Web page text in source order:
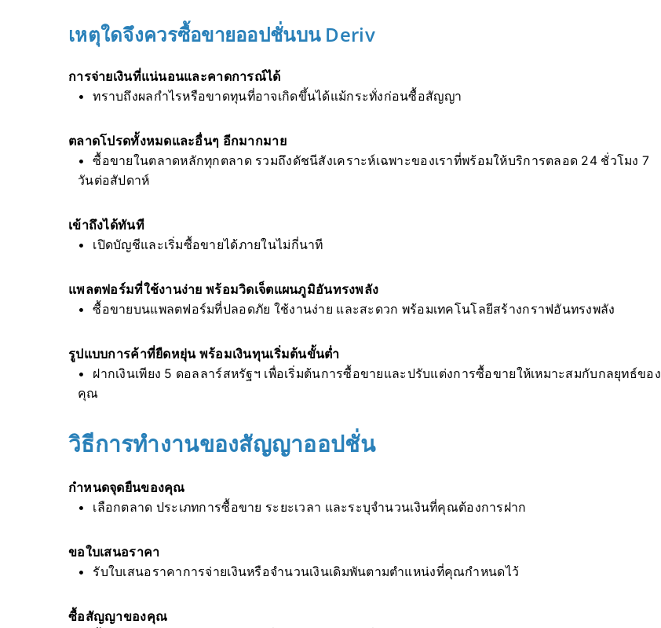
เหตุใดจึงควรซื้อขายออปชั่นบน Deriv
การจ่ายเงินที่แน่นอนและคาดการณ์ได้
ทราบถึงผลกำไรหรือขาดทุนที่อาจเกิดขึ้นได้แม้กระทั่งก่อนซื้อสัญญา
ตลาดโปรดทั้งหมดและอื่นๆ อีกมากมาย
ซื้อขายในตลาดหลักทุกตลาด รวมถึงดัชนีสังเคราะห์เฉพาะของเราที่พร้อมให้บริการตลอด 24 ชั่วโมง 7
วันต่อสัปดาห์
เข้าถึงได้ทันที
เปิดบัญชีและเริ่มซื้อขายได้ภายในไม่กี่นาที
แพลตฟอร์มที่ใช้งานง่าย พร้อมวิดเจ็ตแผนภูมิอันทรงพลัง
ซื้อขายบนแพลตฟอร์มที่ปลอดภัย ใช้งานง่าย และสะดวก พร้อมเทคโนโลยีสร้างกราฟอันทรงพลัง
รูปแบบการค้าที่ยืดหยุ่น พร้อมเงินทุนเริ่มต้นขั้นต่ำ
ฝากเงินเพียง 5 ดอลลาร์สหรัฐฯ เพื่อเริ่มต้นการซื้อขายและปรับแต่งการซื้อขายให้เหมาะสมกับกลยุทธ์ของ
คุณ
วิธีการทำงานของสัญญาออปชั่น
กำหนดจุดยืนของคุณ
เลือกตลาด ประเภทการซื้อขาย ระยะเวลา และระบุจำนวนเงินที่คุณต้องการฝาก
ขอใบเสนอราคา
รับใบเสนอราคาการจ่ายเงินหรือจำนวนเงินเดิมพันตามตำแหน่งที่คุณกำหนดไว้
ซื้อสัญญาของคุณ